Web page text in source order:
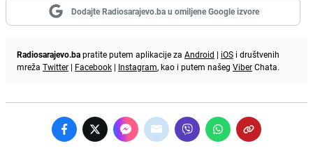
Dodajte Radiosarajevo.ba u omiljene Google izvore
Radiosarajevo.bapratite putem aplikacije za Android | iOS i društvenih
mreža Twitter | Facebook | Instagram, kao i putem našeg ViberChata.